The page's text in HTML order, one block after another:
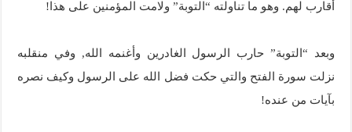
أقارب لهم. وهو ما تناولته “التوبة” ولامت المؤمنين على هذا!
وبعد “التوبة” حارب الرسول الغادرين وأغنمه الله, وفي منقلبه
نزلت سورة الفتح والتي حكت فضل الله على الرسول وكيف نصره
بآيات من عنده!